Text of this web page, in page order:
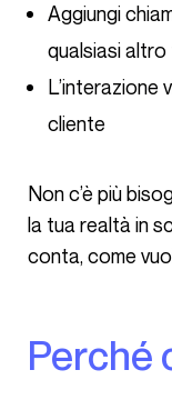
Aggiungi
qualsiasi
L’interazione
cliente
Non c’è più bisogno di contorsioni per far rientrare
la tua realtà in
conta, come